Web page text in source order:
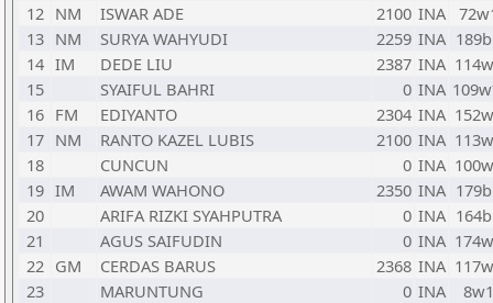
12 NM ISWAR ADE 2100 INA
13 NM SURYA WAHYUDI 2259 INA
14 IM DEDE LIU 2387 INA
15
SYAIFUL BAHRI 0 INA
16 FM EDIYANTO 2304 INA
17 NM RANTO KAZEL LUBIS 2100 INA
18
CUNCUN 0 INA
19 IM AWAM WAHONO 2350 INA
20
ARIFA RIZKI SYAHPUTRA 0 INA
21
AGUS SAIFUDIN 0 INA
22 GM CERDAS BARUS 2368 INA
23
MARUNTUNG 0 INA
8w1